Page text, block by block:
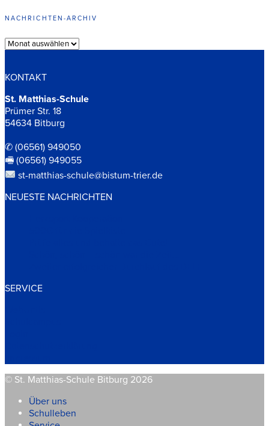
NACHRICHTEN-ARCHIV
Archiv
KONTAKT
St. Matthias-Schule
Prümer Str. 18
54634 Bitburg
✆ (06561) 949050
🖷 (06561) 949055
st-matthias-schule@bistum-trier.de
NEUESTE NACHRICHTEN
SERVICE
© St. Matthias-Schule Bitburg 2026
Über uns
Schulleben